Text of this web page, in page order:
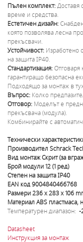
Пълен комплект: Доставя
време и средства.
Естетичен дизайн:
която позволява лесна
прекъсвачи.
Устойчивост: Изработено
на защита IP40.
Стандартизация:Отговаря
гарантиращо безопасна
Подходящо за монтаж в
Въпрос: Колко
Отговор: Моделът е
прекъсвача (модула).
Комбинирайте с
Технически
Производител Schrack
Вид монтаж Скрит (за
Брой модули 12 (1 ред)
Степен на защита IP40
EAN код 9004840466768
Размери 236 x 283 x 106
Материал ABS пластмаса,
Температурен диапазон: -
Datasheet
Инструкция за монтаж